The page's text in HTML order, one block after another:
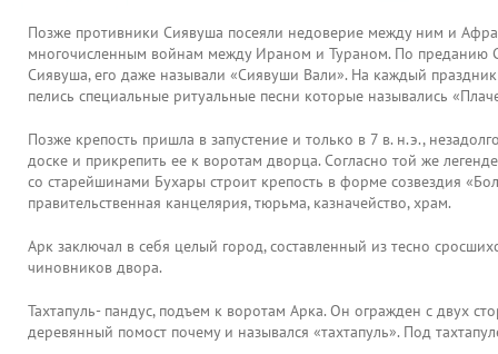
Позже противники Сиявуша посеяли недоверие между ним и
многочисленным войнам между Ираном и Тураном. По преданию
Сиявуша, его даже называли «Сиявуши Вали». На каждый
пелись специальные ритуальные песни которые назывались
Позже крепость пришла в запустение и только в 7 в. н.э.,
доске и прикрепить ее к воротам дворца. Согласно той же
со старейшинами Бухары строит крепость в форме созвездия
правительственная канцелярия, тюрьма, казначейство, храм.
Арк заключал в себя целый город, составленный из тесно
чиновников двора.
Тахтапуль- пандус, подъем к воротам Арка. Он огражден с двух
деревянный помост почему и назывался «тахтапуль». Под